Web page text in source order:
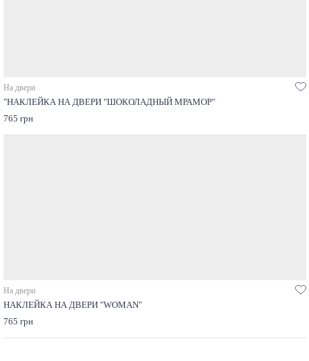
На двери
"НАКЛЕЙКА НА ДВЕРИ "ШОКОЛАДНЫЙ МРАМОР"
765 грн
На двери
НАКЛЕЙКА НА ДВЕРИ "WOMAN"
765 грн